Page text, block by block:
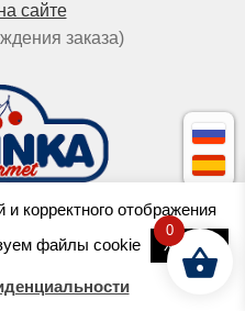
сайте
заказа)
OCTOPUS
корректного отображения
файлы cookie
Хорошо
0